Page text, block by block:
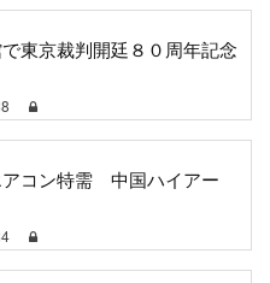
東京裁判開廷８０周年記念
アコン特需 中国ハイアー